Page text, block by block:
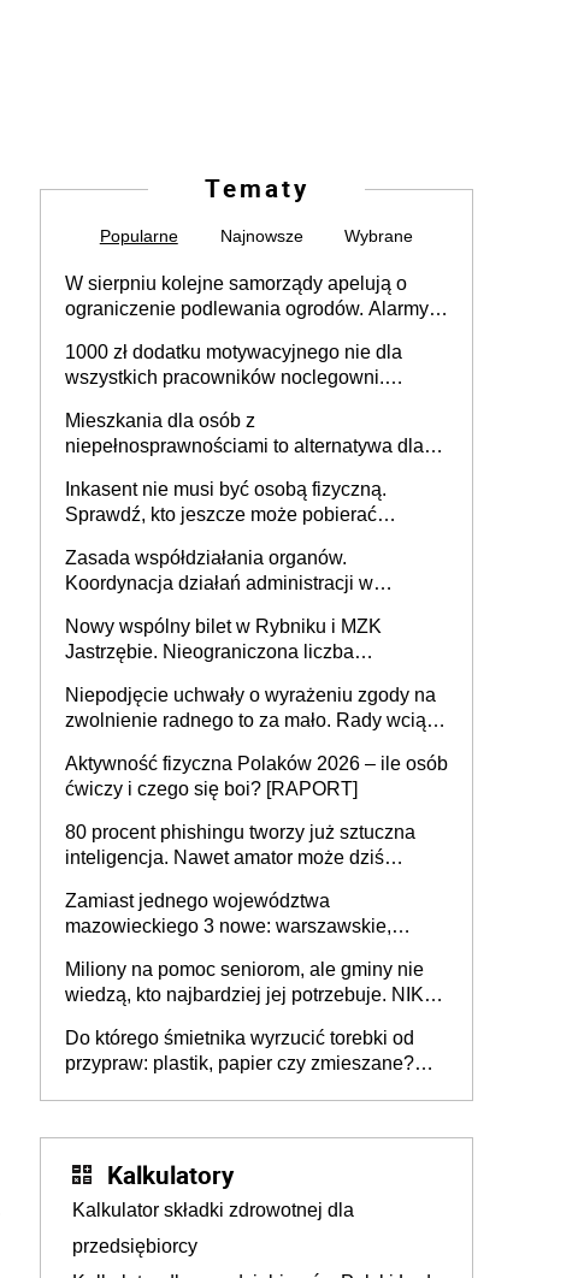
Tematy
Popularne Najnowsze Wybrane
W sierpniu kolejne samorządy apelują o
ograniczenie podlewania ogrodów. Alarmy w
może objąć cały kraj
1000 zł dodatku motywacyjnego nie dla
wszystkich pracowników noclegowni.
Mieszkania dla osób z
niepełnosprawnościami to alternatywa dla
samodzielnie lub z rodziną
Inkasent nie musi być osobą fizyczną.
Sprawdź, kto jeszcze może pobierać
Zasada współdziałania organów.
Koordynacja działań administracji w
Nowy wspólny bilet w Rybniku i MZK
Jastrzębie. Nieograniczona liczba
Niepodjęcie uchwały o wyrażeniu zgody na
zwolnienie radnego to za mało. Rady wciąż
rozstrzygać sprawy
Aktywność fizyczna Polaków 2026 – ile osób
ćwiczy i czego się boi? [RAPORT]
80 procent phishingu tworzy już sztuczna
inteligencja. Nawet amator może dziś
Zamiast jednego województwa
mazowieckiego 3 nowe: warszawskie,
Europie nie ma tak dużych jednostek
stołecznych
Miliony na pomoc seniorom, ale gminy nie
wiedzą, kto najbardziej jej potrzebuje. NIK
Do którego śmietnika wyrzucić torebki od
przypraw: plastik, papier czy zmieszane?
Kalkulatory
Kalkulator składki zdrowotnej dla
przedsiębiorcy